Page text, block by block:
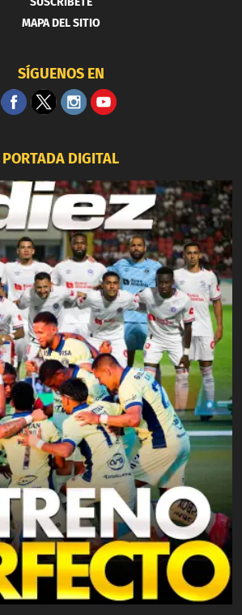
MAPA DEL SITIO
SÍGUENOS EN
PORTADA DIGITAL